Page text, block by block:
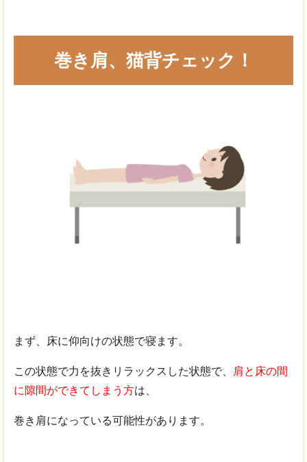
巻き肩、猫背チェック！
まず、床に仰向けの状態で寝ます。
この状態で力を抜きリラックスした状態で、 肩と床の間
に隙間ができてしまう方は、
巻き肩になっている可能性があります。